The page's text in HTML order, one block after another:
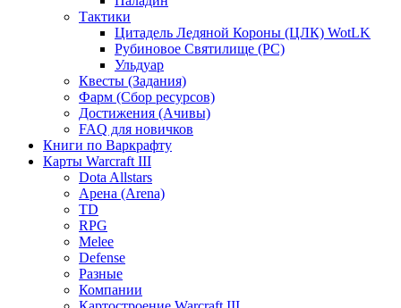
Тактики
Цитадель Ледяной Короны (ЦЛК) WotLK
Рубиновое Святилище (РС)
Ульдуар
Квесты (Задания)
Фарм (Сбор ресурсов)
Достижения (Ачивы)
FAQ для новичков
Книги по Варкрафту
Карты Warcraft III
Dota Allstars
Арена (Arena)
TD
RPG
Melee
Defense
Разные
Компании